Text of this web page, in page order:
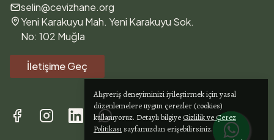
Alışveriş deneyiminizi iyileştirmek için yasal
düzenlemelere uygun çerezler (cookies)
kullanıyoruz. Detaylı bilgiye Gizlilik ve Çerez
Politikasısayfamızdan erişebilirsiniz.
selin@cevizhane.org
Yeni Karakuyu Mah. Yeni Karakuyu Sok.
No: 102 Muğla
İletişime Geç